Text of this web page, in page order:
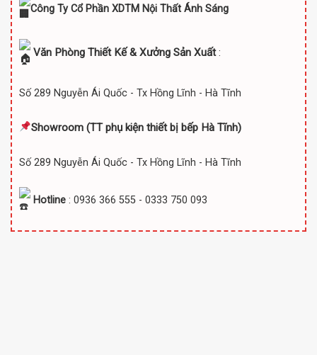
Công Ty Cổ Phần XDTM Nội Thất Ánh Sáng
Văn Phòng Thiết Kế & Xưởng Sản Xuất:
Số 289 Nguyễn Ái Quốc - Tx Hồng Lĩnh - Hà Tĩnh
Showroom (TTphụ kiện thiết bị bếp Hà Tĩnh)
Số 289 Nguyễn Ái Quốc - Tx Hồng Lĩnh - Hà Tĩnh
Hotline : 0936 366 555 - 0333 750 093